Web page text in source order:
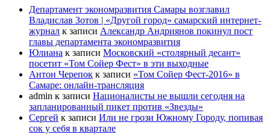
Департамент экономразвития Самары возглавил
Владислав Зотов | «Другой город» самарский интернет-
журнал к записи Александр Андриянов покинул пост
главы департамента экономразвития
Юлиана к записи Московский «столярный десант»
посетит «Том Сойер Фест» в эти выходные
Антон Черепок к записи «Том Сойер Фест-2016» в
Самаре: онлайн-трансляция
admin к записи Националисты не вышли сегодня на
запланированный пикет против «Звезды»
Сергей к записи Или не грози Южному Городу, попивая
сок у себя в квартале